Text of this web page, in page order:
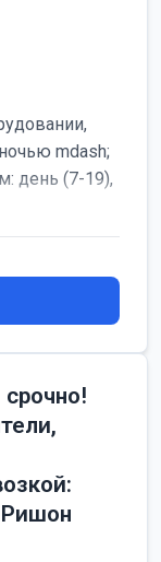
mdash;
день (7-19),